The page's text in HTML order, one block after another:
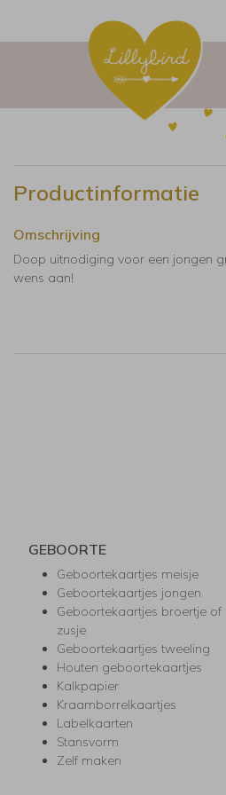
Productinformatie
Omschrijving
Doop uitnodiging voor een jongen
wens aan!
GEBOORTE
Geboortekaartjes meisje
Geboortekaartjes jongen
Geboortekaartjes broertje of
zusje
Geboortekaartjes tweeling
Houten geboortekaartjes
Kalkpapier
Kraamborrelkaartjes
Labelkaarten
Stansvorm
Zelf maken